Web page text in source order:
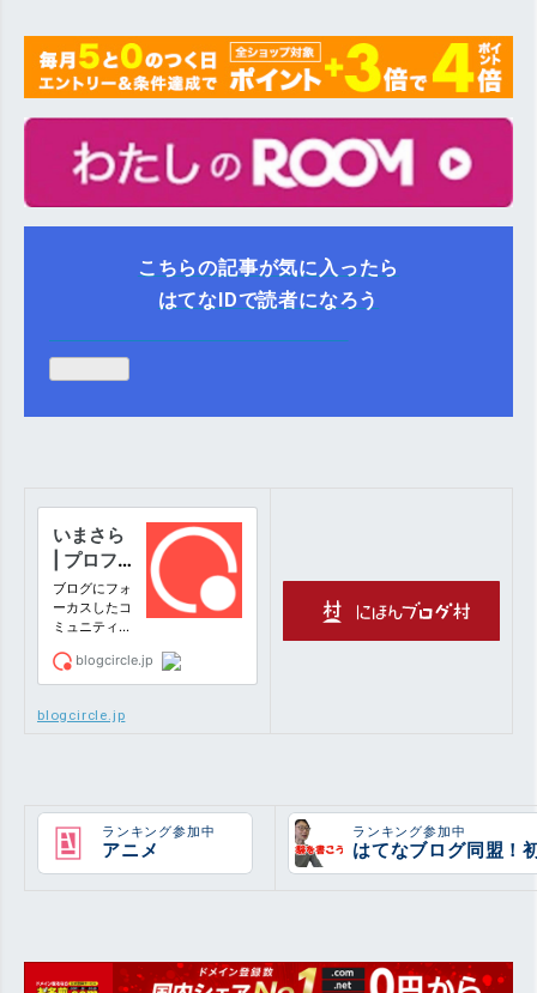
こちらの記事が気に入ったら
はてなIDで読者になろう
blogcircle.jp
ランキング参加中
アニメ
ランキング参加中